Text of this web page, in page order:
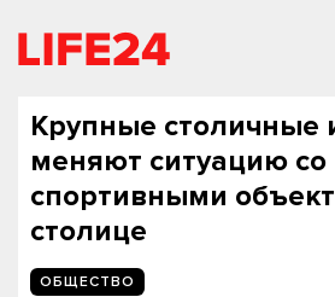
Крупные столичные
меняют ситуацию со
спортивными
столице
ОБЩЕСТВО